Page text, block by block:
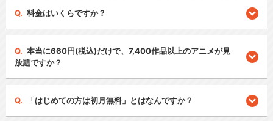
料金はいくらですか？
本当に660円(税込)だけで、7,400作品以上のアニメが見
放題ですか？
「はじめての方は初月無料」とはなんですか？